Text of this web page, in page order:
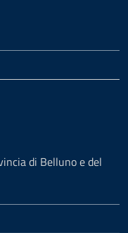
di Belluno e del